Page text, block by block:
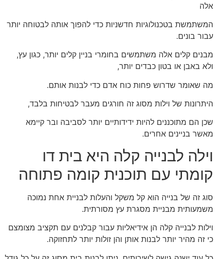
אלה
המשתמשת בטכנולוגיות חדשניות כדי להפוך אותה לבטוחה יותר
עבור בונים.
מבנים קלים אלה משתמשים בחומרי בניין קלים יותר, כגון עץ,
ולא באבן או בטון כבדים יותר,
מה שאומר שדרוש פחות כוח אדם כדי לבנות אותם.
היתרונות של וילות מסוג זה חורגים מעבר לבטיחות בלבד,
שכן הם מתוכננים להיות ידידותיים יותר לסביבה ובר קיימא
מאשר בניינים אחרים.
וילה לבנייה קלה היא בית דו
קומתי עם תוכנית קומה פתוחה
סוג זה של בנייה הוא קל משקל והעלות לבניית אחת נמוכה
משמעותית מבניית מסגרת עץ מסורתית.
וילות לבנייה קלה הן אידיאליות עבור קבלנים עם תקציב מצומצם
כי זה מהיר יותר לבנות אותן והן זולות יותר לתחזוקה.